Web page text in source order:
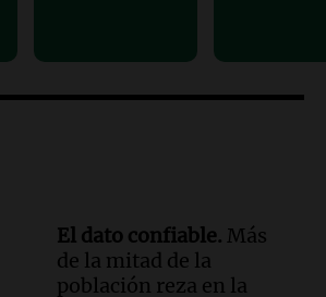
y la Justicia
ella le pague una renta por
El dato confiable. Más
de la mitad de la
población reza en la